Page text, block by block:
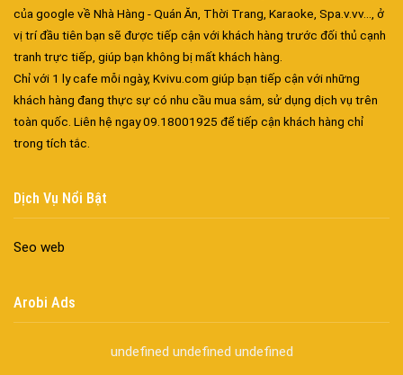
của google về Nhà Hàng - Quán Ăn, Thời Trang, Karaoke, Spa.v.vv..., ở
vị trí đầu tiên bạn sẽ được tiếp cận với khách hàng trước đối thủ cạnh
tranh trực tiếp, giúp bạn không bị mất khách hàng.
Chỉ với 1 ly cafe mỗi ngày, Kvivu.com giúp bạn tiếp cận với những
khách hàng đang thực sự có nhu cầu mua sắm, sử dụng dịch vụ trên
toàn quốc. Liên hệ ngay 09.18001925 để tiếp cận khách hàng chỉ
trong tích tắc.
Dịch Vụ Nổi Bật
Seo web
Arobi Ads
undefined undefined undefined
Đa dạng màu sắc cửa nhôm – Tối ưu màu sắc Kiến Trúc
Cửa nhôm xếp trượt – Kết nối không gian sống
Cửa sổ trượt đứng – Điểm nhấn sáng tạo trong kiến trúc